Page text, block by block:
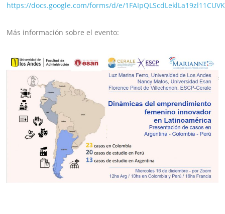
https://docs.google.com/forms/d/e/
Más información sobre el evento: